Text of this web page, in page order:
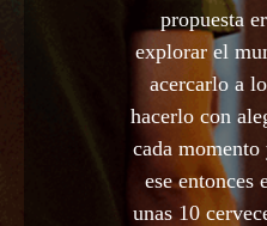
propuesta
explorar el
acercarlo a
hacerlo con
cada momento
ese entonces
unas 10